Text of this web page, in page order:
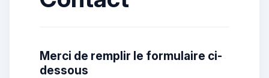
Merci de remplir le formulaire ci-
dessous